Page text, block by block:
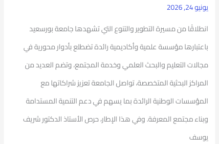
يونيو 24, 2026
انطلاقًا من مسيرة التطوير والتنوع التي تشهدها جامعة بورسعيد
باعتبارها مؤسسة علمية وأكاديمية رائدة تضطلع بأدوار محورية في
مجالات التعليم والبحث العلمي وخدمة المجتمع، وتضم العديد من
المراكز البحثية المتخصصة، تواصل الجامعة تعزيز شراكاتها مع
المؤسسات الوطنية الرائدة بما يسهم في دعم التنمية المستدامة
وبناء مجتمع المعرفة. وفي هذا الإطار، حرص الأستاذ الدكتور شريف
يوسف
لدعم
البحث
العلمي
وصناعة
القرار